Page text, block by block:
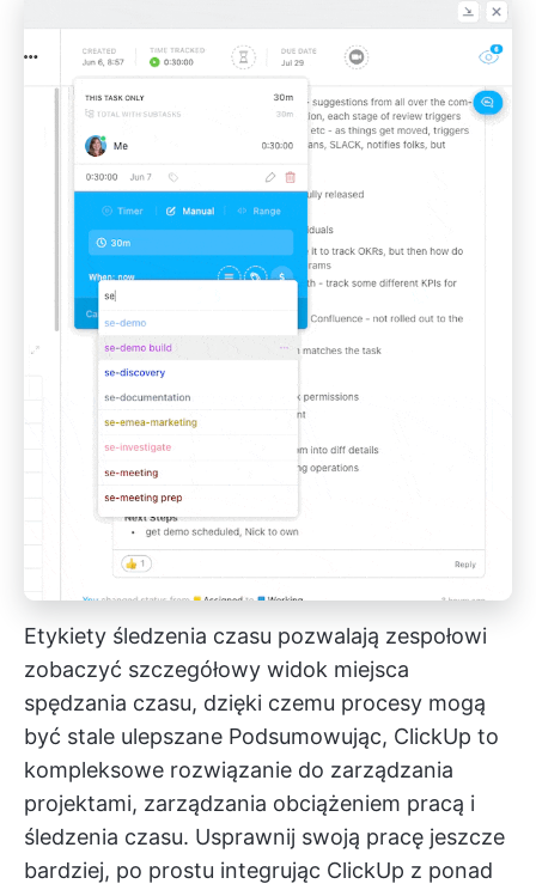
Etykiety śledzenia czasu pozwalają zespołowi
zobaczyć szczegółowy widok miejsca
spędzania czasu, dzięki czemu procesy mogą
być stale ulepszane Podsumowując, ClickUp to
kompleksowe rozwiązanie do zarządzania
projektami, zarządzania obciążeniem pracą i
śledzenia czasu. Usprawnij swoją pracę jeszcze
bardziej, po prostu integrując ClickUp z ponad